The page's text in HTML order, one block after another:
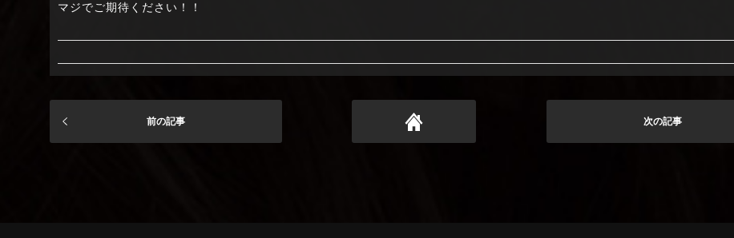
マジでご期待ください！！
前の記事 次の記事